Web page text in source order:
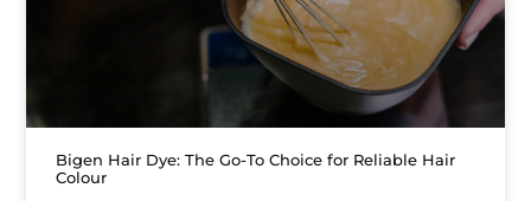
Bigen Hair Dye: The Go-To Choice for Reliable Hair
Colour